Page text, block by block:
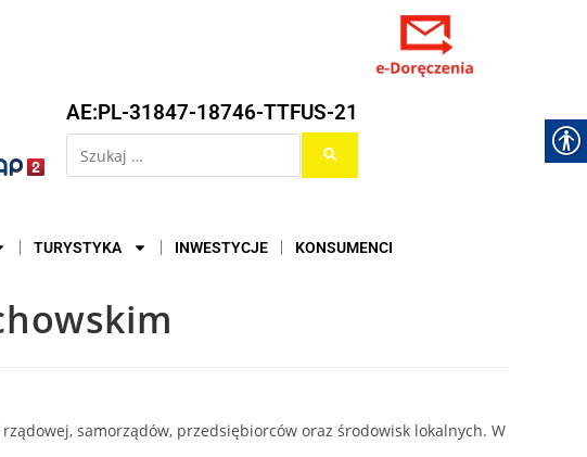
AE:PL-31847-18746-TTFUS-21
TURYSTYKA INWESTYCJE KONSUMENCI
samorządów, przedsiębiorców oraz środowisk lokalnych. W